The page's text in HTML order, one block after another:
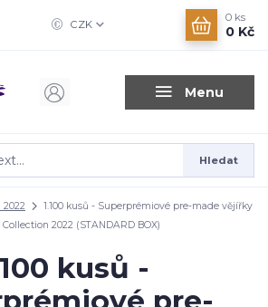
Menu
CZK
Hledat
0 ks
0 Kč
2022
1.100 kusů - Superprémiové pre-made vějířky
2022 (STANDARD BOX)
kusů -